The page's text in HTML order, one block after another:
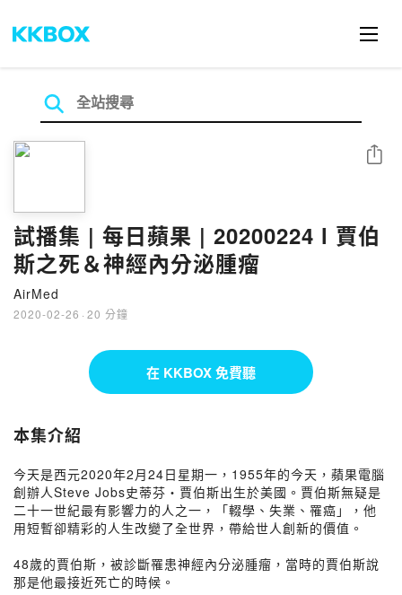
試播集 | 每日蘋果 | 20200224 l 賈伯
斯之死＆神經內分泌腫瘤
AirMed
2020-02-26 · 20 分鐘
分享
在 KKBOX 免費聽
本集介紹
今天是西元2020年2月24日星期一，1955年的今天，蘋果電腦
創辦人Steve Jobs史蒂芬・賈伯斯出生於美國。賈伯斯無疑是
二十一世紀最有影響力的人之一，「輟學、失業、罹癌」，他
用短暫卻精彩的人生改變了全世界，帶給世人創新的價值。
48歲的賈伯斯，被診斷罹患神經內分泌腫瘤，當時的賈伯斯說
那是他最接近死亡的時候。